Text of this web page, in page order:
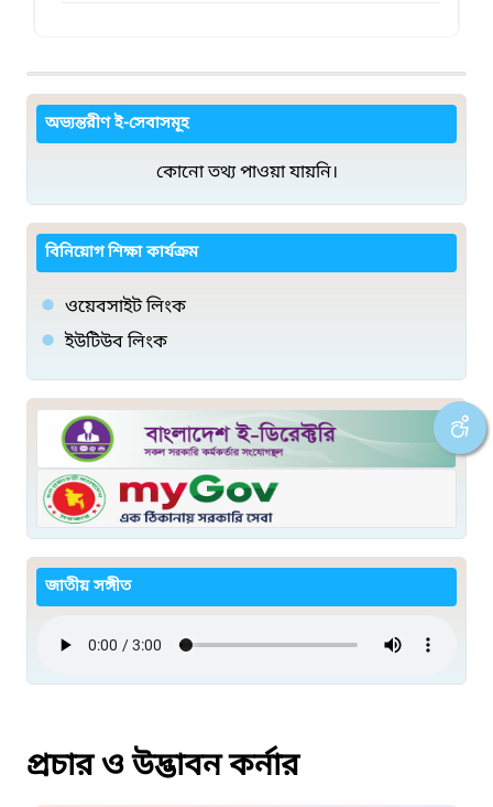
অভ্যন্তরীণ ই-সেবাসমূহ
কোনো তথ্য পাওয়া যায়নি।
বিনিয়োগ শিক্ষা কার্যক্রম
ওয়েবসাইট লিংক
ইউটিউব লিংক
জাতীয় সঙ্গীত
প্রচার ও উদ্ভাবন কর্নার